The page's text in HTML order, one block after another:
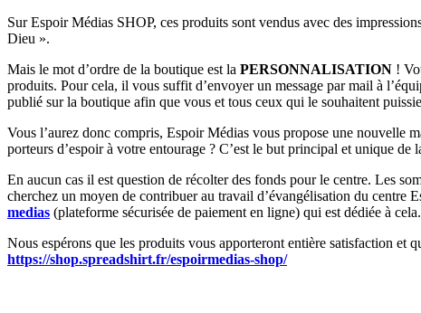
Sur Espoir Médias SHOP, ces produits sont vendus avec des
Dieu ».
Mais le mot d’ordre de la boutique est la PERSONNALISATION !
produits. Pour cela, il vous suffit d’envoyer un message par mail à
publié sur la boutique afin que vous et tous ceux qui le souhaitent
Vous l’aurez donc compris, Espoir Médias vous propose une nouvelle
porteurs d’espoir à votre entourage ? C’est le but principal et unique
En aucun cas il est question de récolter des fonds pour le centre. Les
cherchez un moyen de contribuer au travail d’évangélisation du
medias (plateforme sécurisée de paiement en ligne) qui est dédiée à cela.
Nous espérons que les produits vous apporteront entière satisfaction et
https://shop.spreadshirt.fr/espoirmedias-shop/